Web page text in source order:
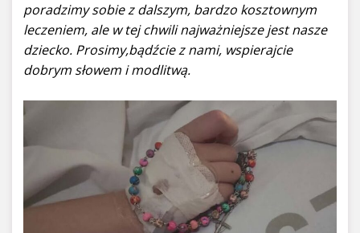
poradzimy sobie z dalszym, bardzo kosztownym
leczeniem, ale w tej chwili najważniejsze jest nasze
dziecko. Prosimy,bądźcie z nami, wspierajcie
dobrym słowem i modlitwą.